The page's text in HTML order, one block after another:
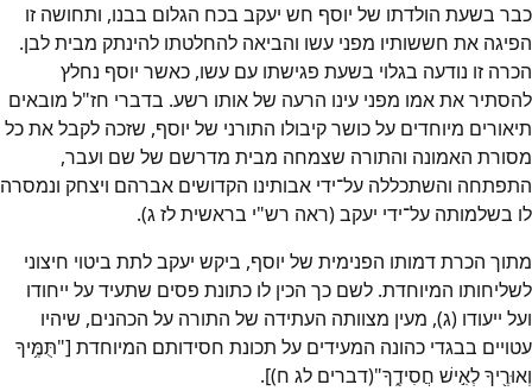
כבר בשעת הולדתו של יוסף חש יעקב בכח הגלום בבנו, ותחושה זו
הפיגה את חששותיו מפני עשו והביאה להחלטתו להינתק מבית לבן.
הכרה זו נודעה בגלוי בשעת פגישתו עם עשו, כאשר יוסף נחלץ
להסתיר את אמו מפני עינו הרעה של אותו רשע. בדברי חז"ל מובאים
תיאורים מיוחדים על כושר קיבולו התורני של יוסף, שזכה לקבל את כל
מסורת האמונה והתורה שצמחה מבית מדרשם של שם ועבר,
התפתחה והשתכללה על־ידי אבותינו הקדושים אברהם ויצחק ונמסרה
לו בשלמותה על־ידי יעקב (ראה רש"י בראשית לז ג).
מתוך הכרת דמותו הפנימית של יוסף, ביקש יעקב לתת ביטוי חיצוני
לשליחותו המיוחדת. לשם כך הכין לו כתונת פסים שתעיד על ייחודו
ועל ייעודו (ג), מעין מצוותה העתידה של התורה על הכהנים, שיהיו
עטויים בבגדי כהונה המעידים על תכונת חסידותם המיוחדת ["תֻּמֶּ֥יךָ
וְאוּרֶ֖יךָ לְאִ֣ישׁ חֲסִידֶ֑ךָ"(דברים לג ח)].